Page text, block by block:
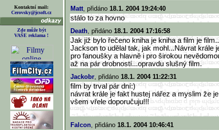
Kontaktní mail:
Cerovsky@jcsoft.cz
Zde může být
VAŠE reklama !
Matt, přidáno 18.1. 2004 19:24:40
stálo to za hovno
Death, přidáno 18.1. 2004 17:16:58
Jak již bylo řečeno kniha je kniha a film je
Jackson to udělal tak, jak mohl...Návrat krále
pro fanoušky a hlavně i pro širokou
až na pár drobností...opravdu slušný film.
Jackobr, přidáno 18.1. 2004 11:22:31
film by trval pár dní:)
návrat krále je fakt hustej nářez a myslim že
všem vřele doporučuju!!!
Falcon, přidáno 18.1. 2004 10:46:41